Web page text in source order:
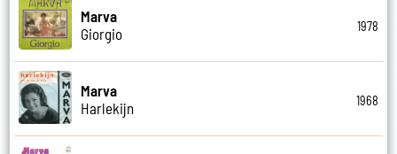
Marva
Giorgio
1978
Marva
Harlekijn
1968